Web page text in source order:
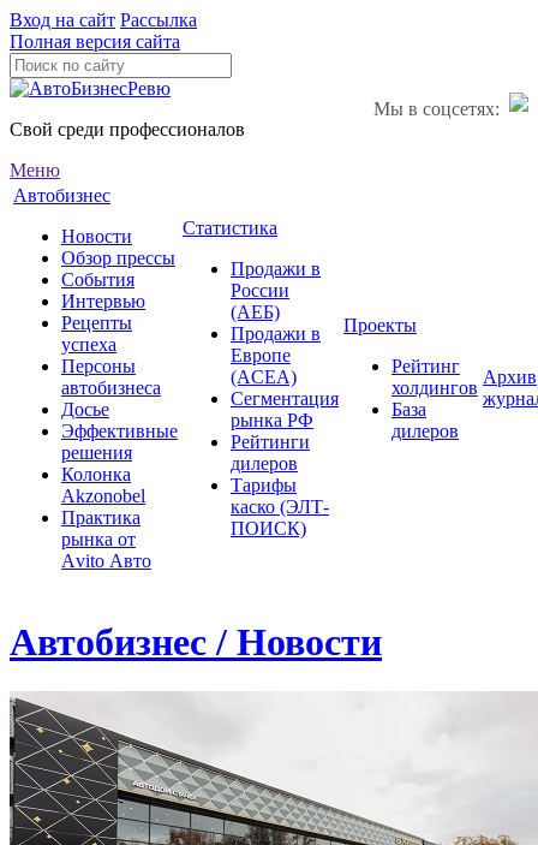
Вход на сайт Рассылка
Полная версия сайта
Мы в соцсетях:
Свой среди профессионалов
Меню
Автобизнес
Новости
Обзор прессы
События
Интервью
Рецепты
успеха
Персоны
автобизнеса
Досье
Эффективные
решения
Колонка
Akzonobel
Практика
рынка от
Аvito Авто
Статистика
Продажи в
России
(АЕБ)
Продажи в
Европе
(ACEA)
Сегментация
рынка РФ
Рейтинги
дилеров
Тарифы
каско (ЭЛТ-
ПОИСК)
Проекты
Рейтинг
холдингов
База
дилеров
Архив
Автобизнес / Новости